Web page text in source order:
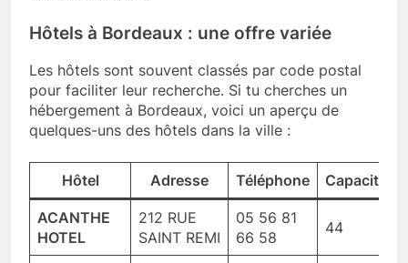
Hôtels à Bordeaux : une offre variée
Les hôtels sont souvent classés par code postal
pour faciliter leur recherche. Si tu cherches un
hébergement à Bordeaux, voici un aperçu de
quelques-uns des hôtels dans la ville :
Hôtel Adresse Téléphone Capacité
ACANTHE
HOTEL
212 RUE
SAINT REMI
05 56 81
66 58
44